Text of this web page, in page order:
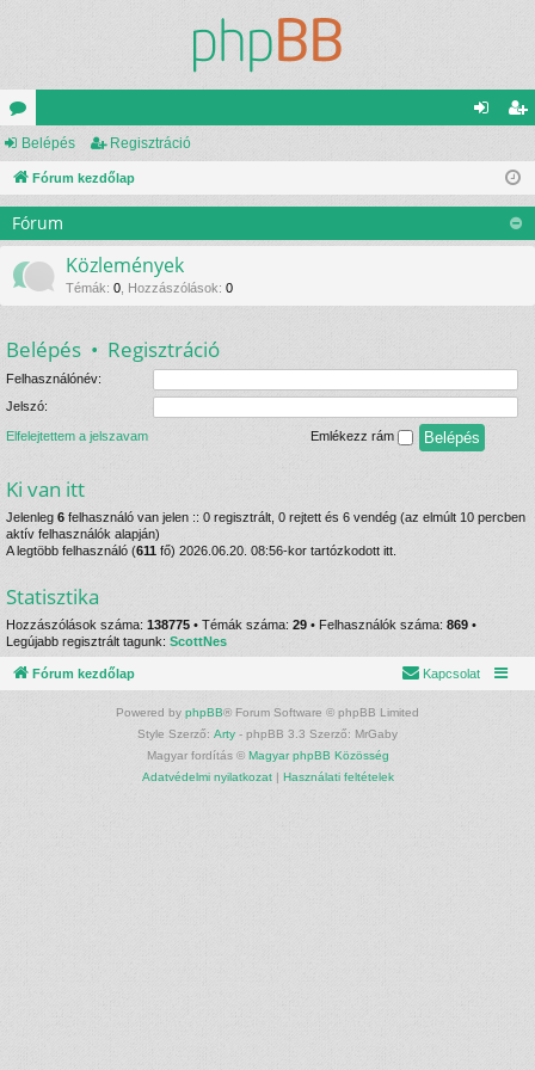
ór
u
m
ok
is
ztr
ác
Belépés Regisztráció
Fórum kezdőlap
Fórum
Közlemények
Témák: 0 Hozzászólások: 0
Belépés • Regisztráció
Felhasználónév:
Jelszó:
Elfelejtettem a jelszavam Emlékezz rám
Ki van itt
Jelenleg 6 felhasználó van jelen :: 0 regisztrált, 0 rejtett és 6 vendég (az elmúlt 10 percben
aktív felhasználók alapján)
A legtöbb felhasználó (611 fő) 2026.06.20. 08:56-kor tartózkodott itt.
Statisztika
Hozzászólások száma: 138775 • Témák száma: 29 • Felhasználók száma: 869 •
Legújabb regisztrált tagunk: ScottNes
Fórum kezdőlap Kapcsolat
Powered by phpBB® Forum Software © phpBB Limited
Style Szerző: Arty - phpBB 3.3 Szerző: MrGaby
Magyar fordítás © Magyar phpBB Közösség
Adatvédelmi nyilatkozat| Használati feltételek